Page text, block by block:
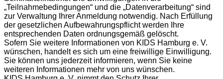
„Teilnahmebedingungen“ und die „Datenverarbeitung“ sind
zur Verwaltung Ihrer Anmeldung notwendig. Nach Erfüllung
der gesetzlichen Aufbewahrungspflicht werden Ihre
entsprechenden Daten ordnungsgemäß gelöscht.
Sofern Sie weitere Informationen von KIDS Hamburg e. V.
wünschen, handelt es sich um eine freiwillige Einwilligung.
Sie können uns jederzeit informieren, wenn Sie keine
weiteren Informationen mehr von uns wünschen.